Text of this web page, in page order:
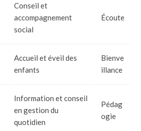
Conseil et
accompagnement
social
Écoute
Accueil et éveil des
enfants
Bienve
illance
Information et conseil
en gestion du
quotidien
Pédag
ogie